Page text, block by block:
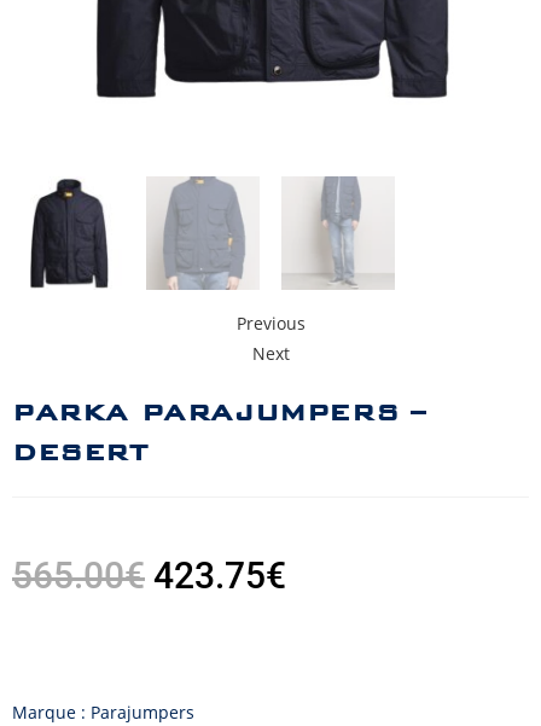
Previous
Next
PARKA PARAJUMPERS –
DESERT
565.00€ 423.75€
Marque : Parajumpers